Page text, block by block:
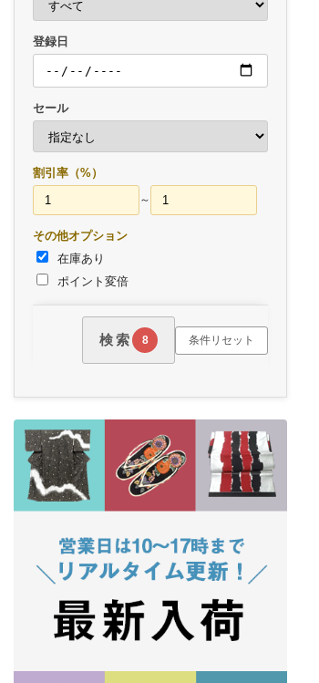
登録日
セール
割引率（%）
～
その他オプション
在庫あり
ポイント変倍
検索 8 条件リセット